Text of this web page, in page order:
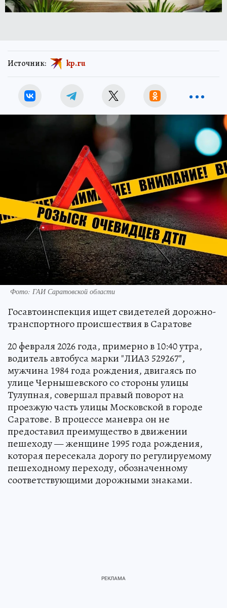
Источник: kp.ru
Фото: ГАИ Саратовской области
Госавтоинспекция ищет свидетелей дорожно-
транспортного происшествия в Саратове
20 февраля 2026 года, примерно в 10:40 утра,
водитель автобуса марки "ЛИАЗ 529267",
мужчина 1984 года рождения, двигаясь по
улице Чернышевского со стороны улицы
Тулупная, совершал правый поворот на
проезжую часть улицы Московской в городе
Саратове. В процессе маневра он не
предоставил преимущество в движении
пешеходу — женщине 1995 года рождения,
которая пересекала дорогу по регулируемому
пешеходному переходу, обозначенному
соответствующими дорожными знаками.